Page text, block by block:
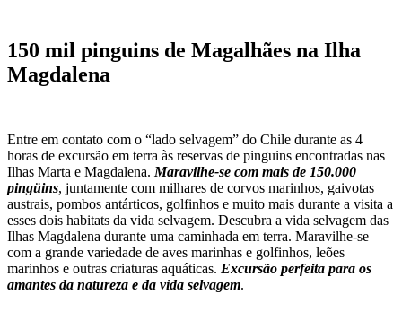
150 mil pinguins de Magalhães na Ilha
Magdalena
Entre em contato com o “lado selvagem” do Chile durante as 4
horas de excursão em terra às reservas de pinguins encontradas nas
Ilhas Marta e Magdalena. Maravilhe-se com mais de 150.000
pingüins, juntamente com milhares de corvos marinhos, gaivotas
austrais, pombos antárticos, golfinhos e muito mais durante a visita a
esses dois habitats da vida selvagem. Descubra a vida selvagem das
Ilhas Magdalena durante uma caminhada em terra. Maravilhe-se
com a grande variedade de aves marinhas e golfinhos, leões
marinhos e outras criaturas aquáticas. Excursão perfeita para os
amantes da natureza e da vida selvagem.